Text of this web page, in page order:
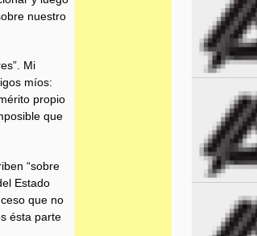
nuestro
Mi
míos:
propio
que
“sobre
Estado
que no
ésta parte